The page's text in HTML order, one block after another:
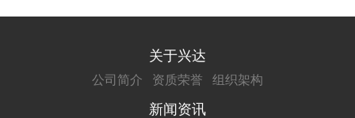
关于兴达
公司简介 资质荣誉 组织架构
新闻资讯